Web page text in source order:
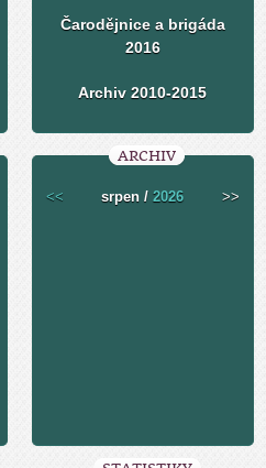
Čarodějnice a brigáda
2016
Archiv 2010-2015
ARCHIV
<< srpen /2026 >>